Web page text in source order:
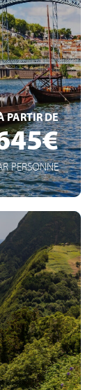
PARTIR DE
PERSONNE
der Azoren